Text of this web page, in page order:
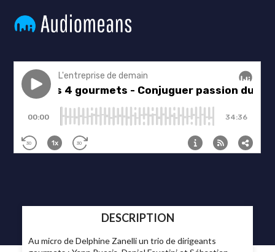
DESCRIPTION
Au micro de Delphine Zanelli un trio de dirigeants